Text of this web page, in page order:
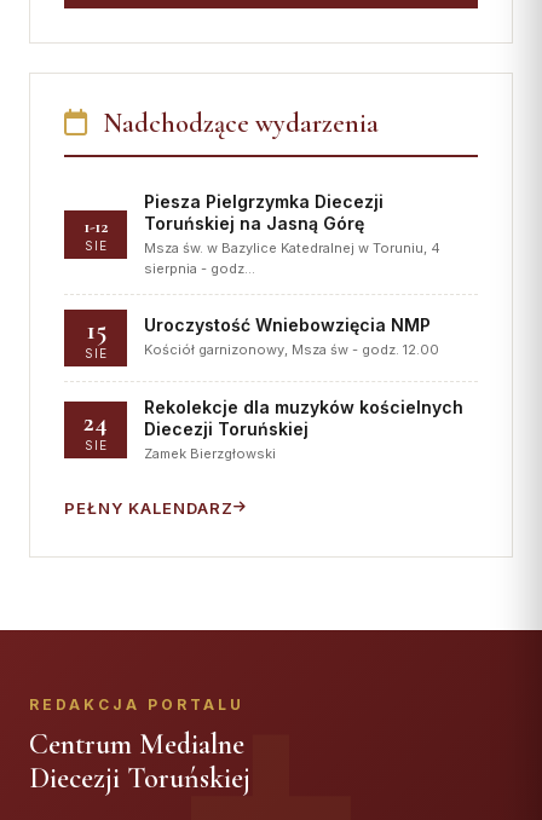
Nadchodzące wydarzenia
1-12
SIE
Piesza Pielgrzymka Diecezji
Toruńskiej na Jasną Górę
Msza św. w Bazylice Katedralnej w Toruniu, 4
sierpnia - godz…
15
SIE
Uroczystość Wniebowzięcia NMP
Kościół garnizonowy, Msza św - godz. 12.00
24
SIE
Rekolekcje dla muzyków kościelnych
Diecezji Toruńskiej
Zamek Bierzgłowski
PEŁNY KALENDARZ
REDAKCJA PORTALU
Centrum Medialne
Diecezji Toruńskiej